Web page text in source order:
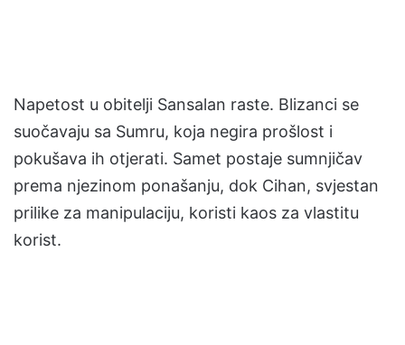
Napetost u obitelji Sansalan raste. Blizanci se
suočavaju sa Sumru, koja negira prošlost i
pokušava ih otjerati. Samet postaje sumnjičav
prema njezinom ponašanju, dok Cihan, svjestan
prilike za manipulaciju, koristi kaos za vlastitu
korist.